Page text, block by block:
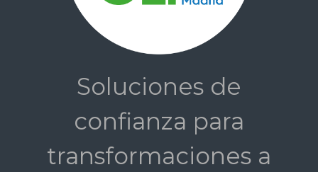
Soluciones de
confianza para
transformaciones a